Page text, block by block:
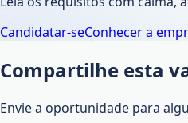
Candidatar-seConhecer a
Compartilhe esta
Envie a oportunidade para